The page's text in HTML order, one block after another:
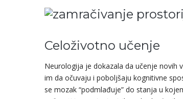
Celoživotno učenje
Neurologija je dokazala da učenje novih
im da očuvaju i poboljšaju kognitivne
se mozak “podmlađuje” do stanja u